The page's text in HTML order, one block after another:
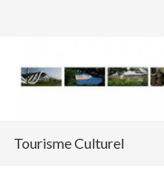
Tourisme Culturel